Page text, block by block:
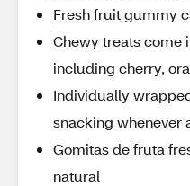
Fresh fruit gummy
Chewy treats come
including cherry,
Individually
snacking whenever
Gomitas de fruta
natural